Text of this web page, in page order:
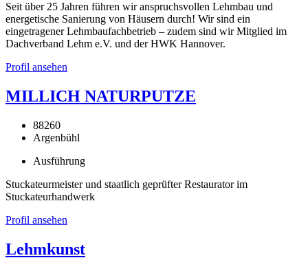
Seit über 25 Jahren führen wir anspruchsvollen Lehmbau und
energetische Sanierung von Häusern durch! Wir sind ein
eingetragener Lehmbaufachbetrieb – zudem sind wir Mitglied im
Dachverband Lehm e.V. und der HWK Hannover.
Profil ansehen
MILLICH NATURPUTZE
88260
Argenbühl
Ausführung
Stuckateurmeister und staatlich geprüfter Restaurator im
Stuckateurhandwerk
Profil ansehen
Lehmkunst